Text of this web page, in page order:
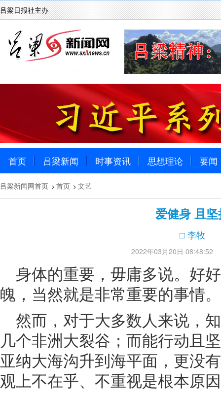
吕梁日报社主办
首页 吕梁新闻 时事资讯 思想理论 要闻
吕梁新闻网首页 > 首页 > 文艺
爱健身 且坚
□ 李牧
2022年03月20日 08:48:52
身体的重要，毋庸多说。好
魄，当然就是非常重要的事情。
然而，对于大多数人来说，
几个非洲大裂谷；而能行动且
亚纳大海沟升到海平面，更没
观上不在乎、不重视是根本原